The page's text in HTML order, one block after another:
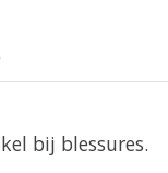
bij blessures.